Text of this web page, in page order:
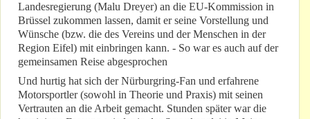
Landesregierung (Malu Dreyer) an die EU-Kommission in
Brüssel zukommen lassen, damit er seine Vorstellung und
Wünsche (bzw. die des Vereins und der Menschen in der
Region Eifel) mit einbringen kann. - So war es auch auf der
gemeinsamen Reise abgesprochen
Und hurtig hat sich der Nürburgring-Fan und erfahrene
Motorsportler (sowohl in Theorie und Praxis) mit seinen
Vertrauten an die Arbeit gemacht. Stunden später war die